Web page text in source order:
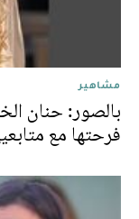
مشاهير
بالصور: حنان
فرحتها مع